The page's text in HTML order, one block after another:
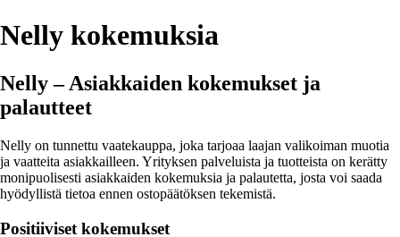
Nelly kokemuksia
Nelly – Asiakkaiden kokemukset ja
palautteet
Nelly on tunnettu vaatekauppa, joka tarjoaa laajan valikoiman muotia
ja vaatteita asiakkailleen. Yrityksen palveluista ja tuotteista on kerätty
monipuolisesti asiakkaiden kokemuksia ja palautetta, josta voi saada
hyödyllistä tietoa ennen ostopäätöksen tekemistä.
Positiiviset kokemukset